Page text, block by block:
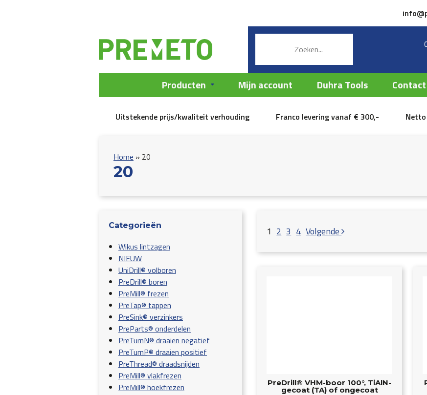
Producten
Mijn account Duhra Tools Contact
Uitstekende prijs/kwaliteit verhouding Franco levering vanaf € 300,-
Home » 20
20
Categorieën
Wikus lintzagen
NIEUW
UniDrill® volboren
PreDrill® boren
PreMill® frezen
PreTap® tappen
PreSink® verzinkers
PreParts® onderdelen
PreTurnN® draaien negatief
PreTurnP® draaien positief
PreThread® draadsnijden
PreMill® vlakfrezen
PreMill® hoekfrezen
1 2 3 4 Volgende
PreDrill® VHM-boor 100°, TiAlN-
gecoat (TA) of ongecoat